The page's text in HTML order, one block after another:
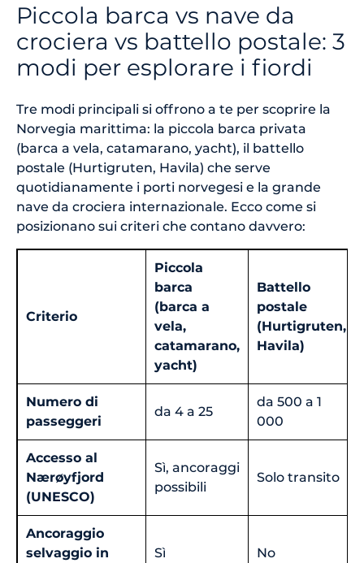
Piccola barca vs nave da
crociera vs battello postale: 3
modi per esplorare i fiordi
Tre modi principali si offrono a te per scoprire la
Norvegia marittima: la piccola barca privata
(barca a vela, catamarano, yacht), il battello
postale (Hurtigruten, Havila) che serve
quotidianamente i porti norvegesi e la grande
nave da crociera internazionale. Ecco come si
posizionano sui criteri che contano davvero:
Criterio
Piccola
barca
(barca a
vela,
catamarano,
yacht)
Battello
postale
(Hurtigruten,
Havila)
Numero di
passeggeri
da 4 a 25
da 500 a 1
000
Accesso al
Nærøyfjord
(UNESCO)
Sì, ancoraggi
possibili
Solo transito
Ancoraggio
selvaggio in
Sì No